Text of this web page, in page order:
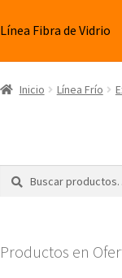
Línea Fibra de Vidrio
Inicio Línea Frío
Buscar
por:
Buscar
Productos en